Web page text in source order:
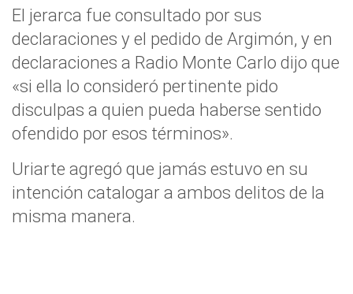
El jerarca fue consultado por sus
declaraciones y el pedido de Argimón, y en
declaraciones a Radio Monte Carlo dijo que
«si ella lo consideró pertinente pido
disculpas a quien pueda haberse sentido
ofendido por esos términos».
Uriarte agregó que jamás estuvo en su
intención catalogar a ambos delitos de la
misma manera.